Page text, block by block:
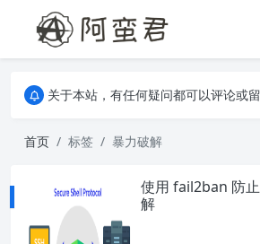
关于本站，有任何疑问都可以评论或
关于本站，有任何疑问都可以评论或留
首页
标签 暴力破解
使用 fail2ban 防止 ssh 密码被暴力破
解